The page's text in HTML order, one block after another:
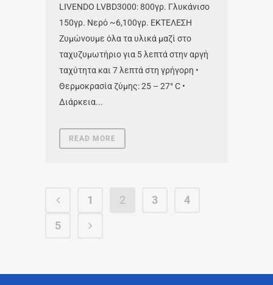
LIVENDO LVBD3000: 800γρ. Γλυκάνισο
150γρ. Νερό ~6,100γρ. ΕΚΤΕΛΕΣΗ
Ζυμώνουμε όλα τα υλικά μαζί στο
ταχυζυμωτήριο για 5 λεπτά στην αργή
ταχύτητα και 7 λεπτά στη γρήγορη •
Θερμοκρασία ζύμης: 25 – 27° C •
Διάρκεια...
READ MORE
1 2 3
4
5